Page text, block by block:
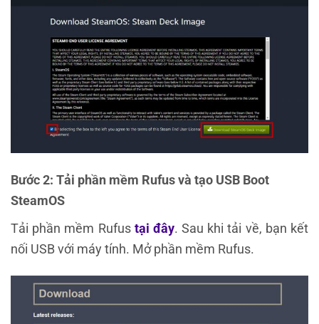
Bước 2: Tải phần mềm Rufus và tạo USB Boot
SteamOS
Tải phần mềm Rufus tại đây. Sau khi tải về, bạn kết
nối USB với máy tính. Mở phần mềm Rufus.